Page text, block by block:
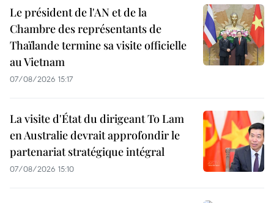
Le président de l'AN et de la
Chambre des représentants de
Thaïlande termine sa visite officielle
au Vietnam
07/08/2026 15:17
La visite d'État du dirigeant To Lam
en Australie devrait approfondir le
partenariat stratégique intégral
07/08/2026 15:10